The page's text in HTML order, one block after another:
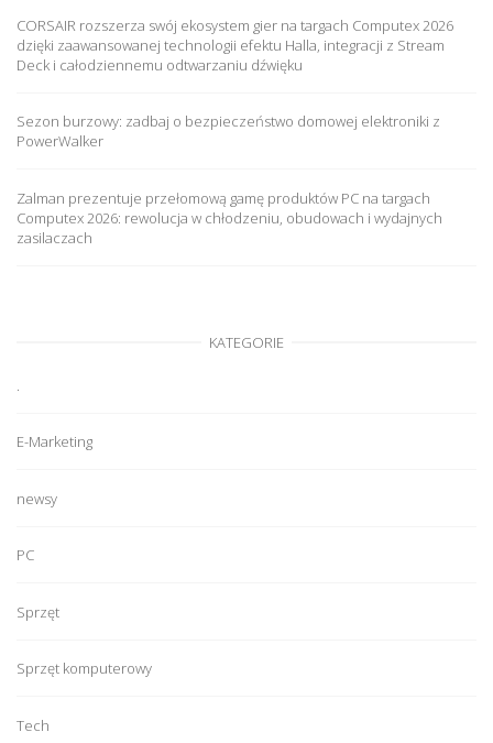
CORSAIR rozszerza swój ekosystem gier na targach Computex 2026
dzięki zaawansowanej technologii efektu Halla, integracji z Stream
Deck i całodziennemu odtwarzaniu dźwięku
Sezon burzowy: zadbaj o bezpieczeństwo domowej elektroniki z
PowerWalker
Zalman prezentuje przełomową gamę produktów PC na targach
Computex 2026: rewolucja w chłodzeniu, obudowach i wydajnych
zasilaczach
KATEGORIE
.
E-Marketing
newsy
PC
Sprzęt
Sprzęt komputerowy
Tech